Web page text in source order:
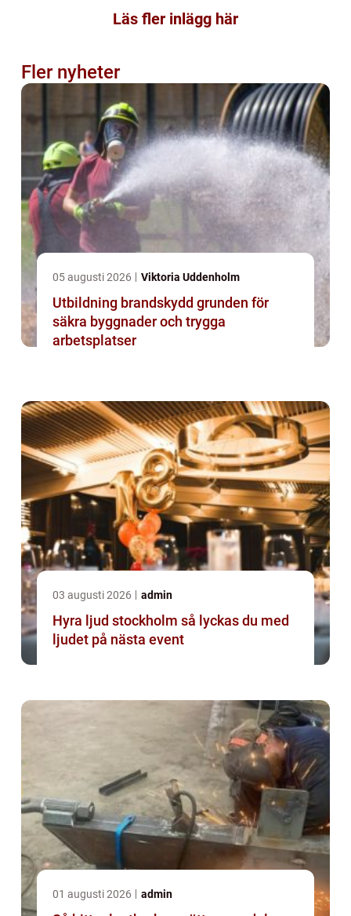
Läs fler inlägg här
Fler nyheter
05 augusti 2026 Viktoria Uddenholm
Utbildning brandskydd grunden för
säkra byggnader och trygga
arbetsplatser
03 augusti 2026 admin
Hyra ljud stockholm så lyckas du med
ljudet på nästa event
01 augusti 2026 admin